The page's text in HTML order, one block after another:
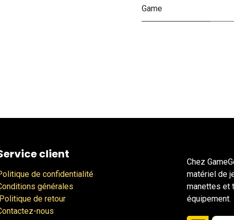
Game
client
de confidentialité
générales
Politique de retour
nous
Chez
matériel de
manettes et
équipement.